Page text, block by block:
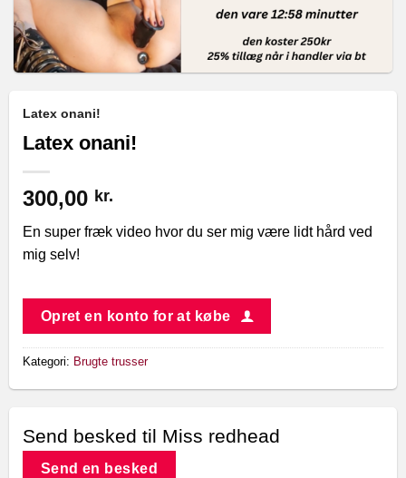
Latex onani!
Latex onani!
300,00 kr.
En super fræk video hvor du ser mig være lidt hård ved
mig selv!
Opret en konto for at købe
Kategori: Brugte trusser
Send besked til Miss redhead
Send en besked